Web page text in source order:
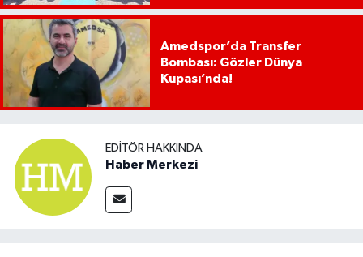
Amedspor’da Transfer
Bombası: Gözler Dünya
Kupası’nda!
EDITÖR HAKKINDA
Haber Merkezi